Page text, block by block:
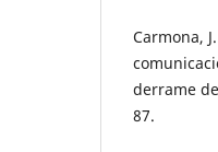
Carmona,
derrame
87.